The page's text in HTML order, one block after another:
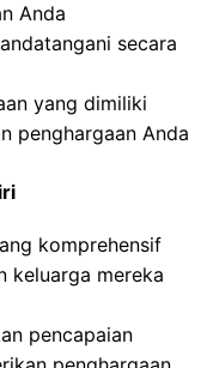
Anda
secara
yang dimiliki
penghargaan Anda
komprehensif
keluarga mereka
pencapaian